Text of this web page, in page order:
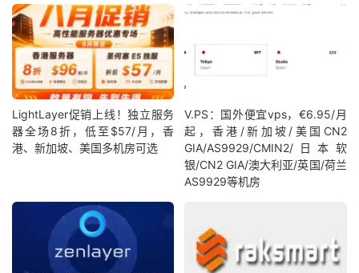
LightLayer促销上线！独立服务
器全场8折，低至$57/月，香
港、新加坡、美国多机房可选
V.PS：国外便宜vps，€6.95/月
起，香港/新加坡/美国CN2
GIA/AS9929/CMIN2/日本软
银/CN2 GIA/澳大利亚/英国/荷兰
AS9929等机房